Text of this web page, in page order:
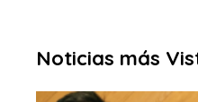
Noticias más